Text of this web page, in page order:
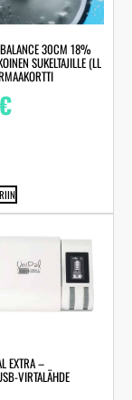
30CM 18%
SUKELTAJILLE (LL
€
EXTRA –
VIRTALÄHDE